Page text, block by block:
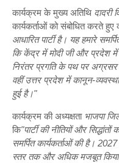
कार्यक्रम के मुख्य अतिथि दादरी
कार्यकर्ताओं को संबोधित करते हुए
आधारित पार्टी है। यह हमारे
कि केंद्र में मोदी जी और प्रदेश
निरंतर प्रगति के पथ पर
वहीं उत्तर प्रदेश में कानून-
हुई है।"
कार्यक्रम की अध्यक्षता भाजपा
कि"पार्टी की नीतियों और
समर्पित कार्यकर्ताओं की है।
स्तर तक और अधिक मजबूत किया